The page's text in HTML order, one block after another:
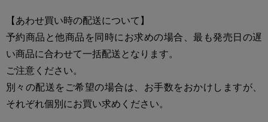
【あわせ買い時の配送について】
予約商品と他商品を同時にお求めの場合、最も発売日の遅
い商品に合わせて一括配送となります。
ご注意ください。
別々の配送をご希望の場合は、お手数をおかけしますが、
それぞれ個別にお買い求めください。